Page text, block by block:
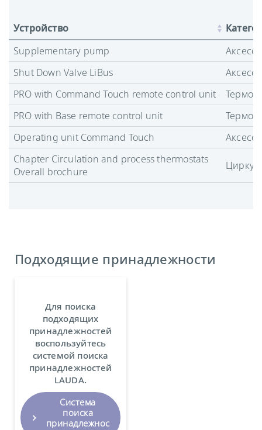
Устройство
Supplementary pump
Shut Down Valve LiBus
PRO with Command Touch remote control unit
PRO with Base remote control unit
Operating unit Command Touch
Chapter Circulation and process thermostats
Overall brochure
Подходящие принадлежности
Для поиска
подходящих
принадлежностей
воспользуйтесь
системой поиска
принадлежностей
LAUDA.
Система
поиска
принадлежнос